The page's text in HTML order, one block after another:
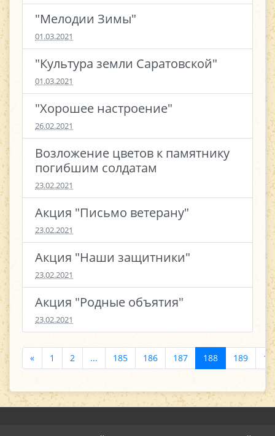
"Мелодии Зимы"
01.03.2021
"Культура земли Саратовской"
01.03.2021
"Хорошее настроение"
26.02.2021
Возложение цветов к памятнику
погибшим солдатам
23.02.2021
Акция "Письмо ветерану"
23.02.2021
Акция "Наши защитники"
23.02.2021
Акция "Родные объятия"
23.02.2021
« 1 2 ... 185 186 187 188 189